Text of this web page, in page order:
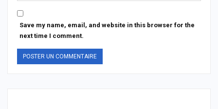
Save my name, email, and website in this browser for the
next time I comment.